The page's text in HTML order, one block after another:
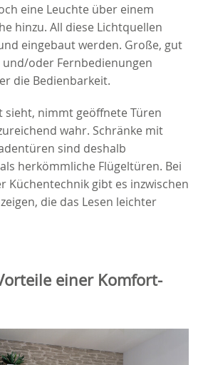
eine Leuchte über einem
hinzu. All diese Lichtquellen
eingebaut werden. Große, gut
oder Fernbedienungen
die Bedienbarkeit.
nimmt geöffnete Türen
wahr. Schränke mit
sind deshalb
herkömmliche Flügeltüren. Bei
Küchentechnik gibt es inzwischen
die das Lesen leichter
einer Komfort-